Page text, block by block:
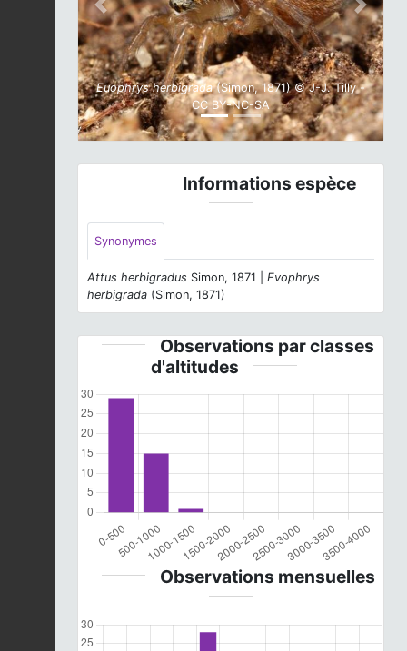
Euophrys herbigrada(Simon, 1871) © J-J. Tilly -
CC BY-NC-SA
Previous Next
Informations espèce
Synonymes
Attus herbigradus Simon, 1871 | Evophrys
herbigrada (Simon, 1871)
Observations par classes
d'altitudes
Observations mensuelles